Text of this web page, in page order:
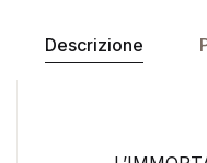
Descrizione